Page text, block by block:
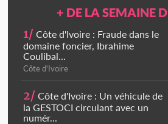
+ DE LA SEMAINE
1/ Côte d'Ivoire : Fraude dans le
domaine foncier, Ibrahime
Coulibal...
Côte d'Ivoire
2/ Côte d'Ivoire : Un véhicule de
la GESTOCI circulant avec un
numér...